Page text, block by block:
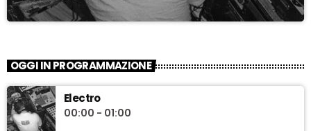
OGGI IN PROGRAMMAZIONE
Electro
00:00 - 01:00